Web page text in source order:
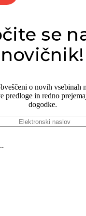
se
novičnik!
o novih vsebinah
predloge in redno
dogodke.